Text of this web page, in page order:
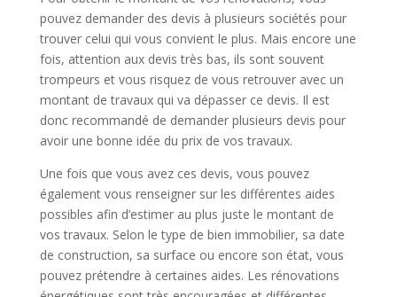
pouvez demander des devis à plusieurs sociétés pour
trouver celui qui vous convient le plus. Mais encore une
fois, attention aux devis très bas, ils sont souvent
trompeurs et vous risquez de vous retrouver avec un
montant de travaux qui va dépasser ce devis. Il est
donc recommandé de demander plusieurs devis pour
avoir une bonne idée du prix de vos travaux.
Une fois que vous avez ces devis, vous pouvez
également vous renseigner sur les différentes aides
possibles afin d’estimer au plus juste le montant de
vos travaux. Selon le type de bien immobilier, sa date
de construction, sa surface ou encore son état, vous
pouvez prétendre à certaines aides. Les rénovations